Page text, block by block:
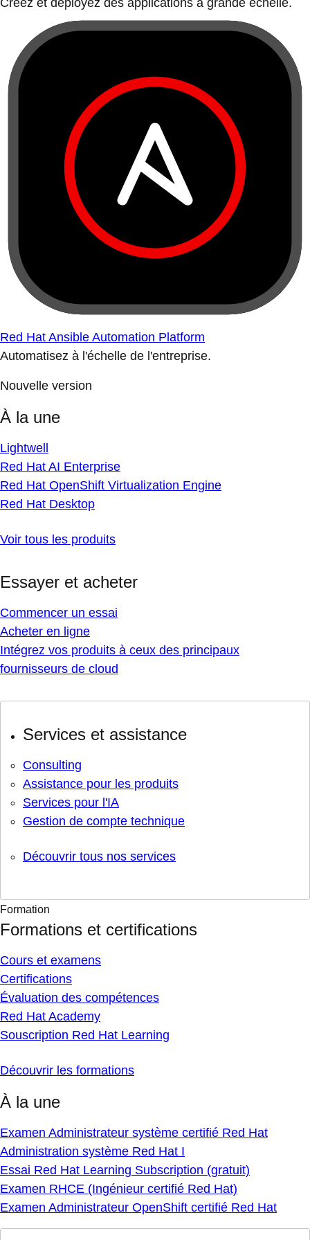
Créez et déployez des applications à grande échelle.
Red Hat Ansible Automation Platform
Automatisez à l'échelle de l'entreprise.
Nouvelle version
À la une
Lightwell
Red Hat AI Enterprise
Red Hat OpenShift Virtualization Engine
Red Hat Desktop
Voir tous les produits
Essayer et acheter
Commencer un essai
Acheter en ligne
Intégrez vos produits à ceux des principaux
fournisseurs de cloud
Services et assistance
Consulting
Assistance pour les produits
Services pour l'IA
Gestion de compte technique
Découvrir tous nos services
Formation
Formations et certifications
Cours et examens
Certifications
Évaluation des compétences
Red Hat Academy
Souscription Red Hat Learning
Découvrir les formations
À la une
Examen Administrateur système certifié Red Hat
Administration système Red Hat I
Essai Red Hat Learning Subscription (gratuit)
Examen RHCE (Ingénieur certifié Red Hat)
Examen Administrateur OpenShift certifié Red Hat